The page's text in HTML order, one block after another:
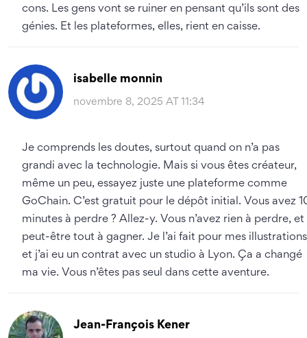
cons. Les gens vont se ruiner en pensant qu’ils sont des
génies. Et les plateformes, elles, rient en caisse.
isabelle monnin
novembre 8, 2025 AT 11:34
Je comprends les doutes, surtout quand on n’a pas
grandi avec la technologie. Mais si vous êtes créateur,
même un peu, essayez juste une plateforme comme
GoChain. C’est gratuit pour le dépôt initial. Vous avez
minutes à perdre ? Allez-y. Vous n’avez rien à perdre, et
peut-être tout à gagner. Je l’ai fait pour mes
et j’ai eu un contrat avec un studio à Lyon. Ça a changé
ma vie. Vous n’êtes pas seul dans cette aventure.
Jean-François Kener